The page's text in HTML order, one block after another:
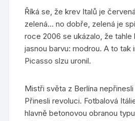
Říká se, že krev Italů je
zelená… no dobře, zelená je
roce 2006 se ukázalo, že tahle
jasnou barvu: modrou. A to tak
Picasso slzu uronil.
Mistři světa z Berlína
Přinesli revoluci. Fotbalová
hlavně betonovou obranou